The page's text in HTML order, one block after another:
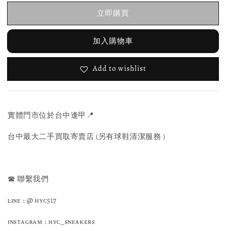
立即購買
加入購物車
Add to wishlist
實體門市位於台中逢甲📍
台中最大二手買取寄賣店 (另有球鞋清潔服務 )
☎ 聯繫我們
ʟɪɴᴇ : @ ʜʏᴄ517
ɪɴsᴛᴀɢʀᴀᴍ : ʜʏᴄ_sɴᴇᴀᴋᴇʀs